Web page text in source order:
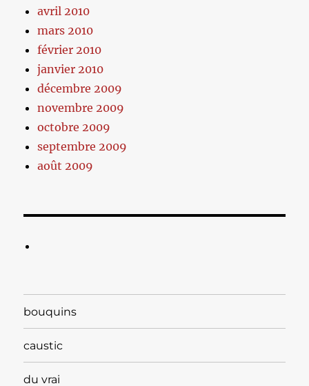
avril 2010
mars 2010
février 2010
janvier 2010
décembre 2009
novembre 2009
octobre 2009
septembre 2009
août 2009
bouquins
caustic
du vrai